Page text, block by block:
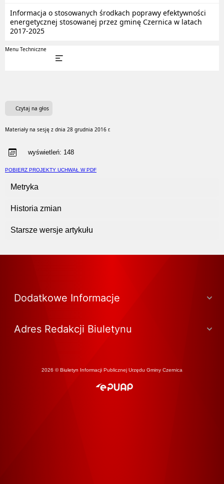
Informacja o stosowanych środkach poprawy efektywności
energetycznej stosowanej przez gminę Czernica w latach
2017-2025
Menu Techniczne
Czytaj na głos
Materiały na sesję z dnia 28 grudnia 2016 r.
wyświetleń: 148
POBIERZ PROJEKTY UCHWAŁ W PDF
Metryka
Historia zmian
Starsze wersje artykułu
Dodatkowe Informacje
Adres Redakcji Biuletynu
2026 © Biuletyn Informacji Publicznej Urzędu Gminy Czernica